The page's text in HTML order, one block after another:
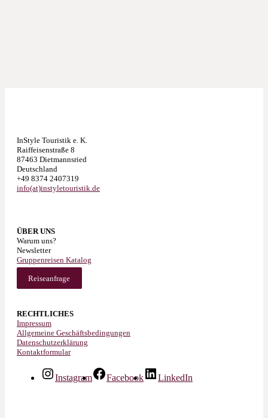
InStyle Touristik e. K.
Raiffeisenstraße 8
87463 Dietmannsried
Deutschland
+49 8374 2407319
info(at)instyletouristik.de
ÜBER UNS
Warum uns?
Newsletter
Gruppenreisen Katalog
Reiseanfrage
RECHTLICHES
Impressum
Allgemeine Geschäftsbedingungen
Datenschutzerklärung
Kontaktformular
Instagram Facebook LinkedIn